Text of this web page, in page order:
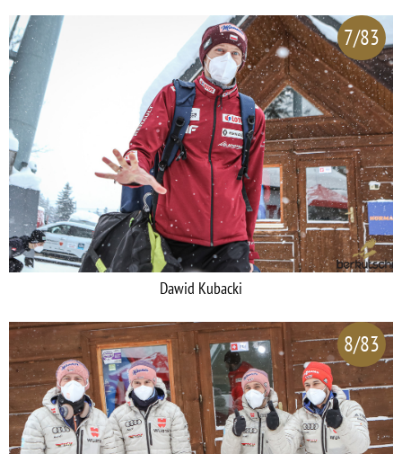
7/83
Dawid Kubacki
8/83